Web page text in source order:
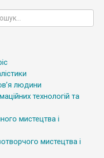
людини
технологій та
мистецтва і
мистецтва і